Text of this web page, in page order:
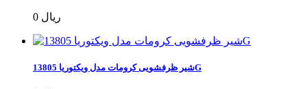
0 ریال
شیر ظرفشویی کرومات مدل ویکتوریا 13805G